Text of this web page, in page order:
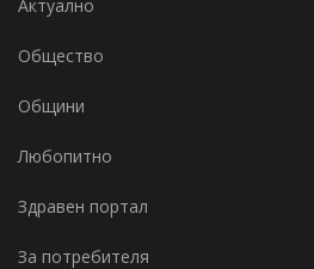
Актуално
Общество
Общини
Любопитно
Здравен портал
За потребителя